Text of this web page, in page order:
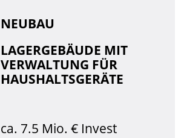
NEUBAU
LAGERGEBÄUDE MIT
VERWALTUNG FÜR
HAUSHALTSGERÄTE
ca. 7.5 Mio. € Invest